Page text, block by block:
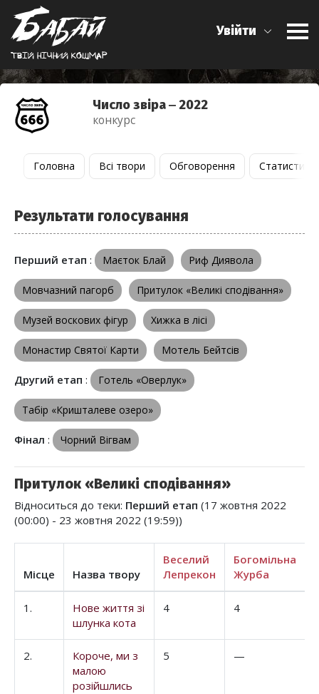
Твiй нiчний кошмар
Увійти
Число звіра ‒ 2022
конкурс
Головна Всі твори Обговорення Статистика
Результати голосування
Перший етап : Маєток Блай Риф Диявола
Мовчазний пагорб Притулок «Великі сподівання»
Музей воскових фігур Хижка в лісі
Монастир Святої Карти Мотель Бейтсів
Другий етап : Готель «Оверлук»
Табір «Кришталеве озеро»
Фінал : Чорний Вігвам
Притулок «Великі сподівання»
Відноситься до теки: Перший етап (17 жовтня 2022
(00:00) - 23 жовтня 2022 (19:59))
Місце Назва твору
Веселий
Лепрекон
Богомільна
Журба
1.
Нове життя зі
шлунка кота
4 4
2.
Короче, ми з
малою
розійшлись
5 —